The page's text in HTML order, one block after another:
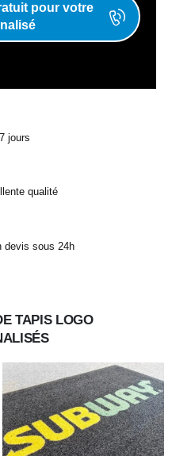
pour votre
jours
qualité
devis sous 24h
TAPIS LOGO